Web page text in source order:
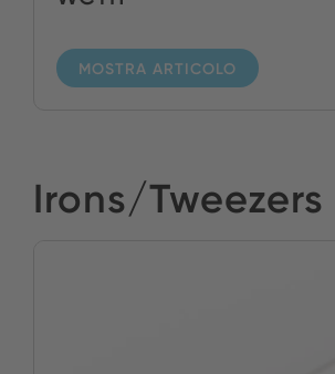
MOSTRA ARTICOLO
Irons/Tweezers